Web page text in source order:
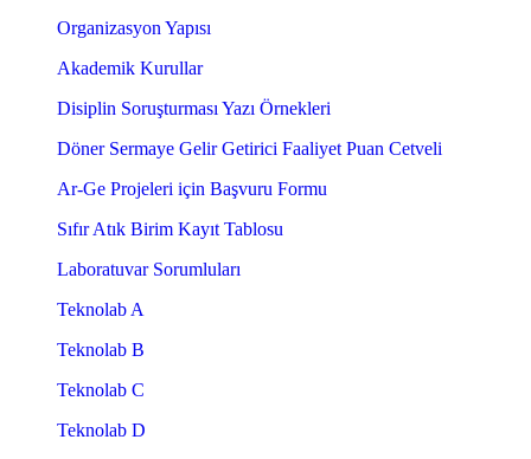
Organizasyon Yapısı
Akademik Kurullar
Disiplin Soruşturması Yazı Örnekleri
Döner Sermaye Gelir Getirici Faaliyet Puan Cetveli
Ar-Ge Projeleri için Başvuru Formu
Sıfır Atık Birim Kayıt Tablosu
Laboratuvar Sorumluları
Teknolab A
Teknolab B
Teknolab C
Teknolab D